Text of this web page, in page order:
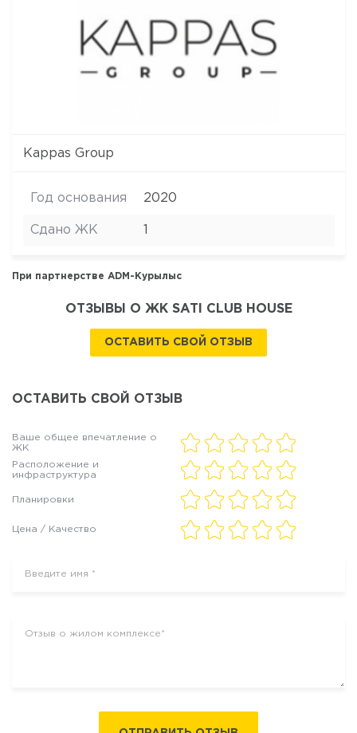
Kappas Group
Год основания 2020
Сдано ЖК
При партнерстве ADM-Курылыс
ОТЗЫВЫ О ЖК SATI CLUB HOUSE
ОСТАВИТЬ СВОЙ ОТЗЫВ
ОСТАВИТЬ СВОЙ ОТЗЫВ
Ваше общее впечатление о
ЖК
Расположение и
инфраструктура
Планировки
Цена / Качество